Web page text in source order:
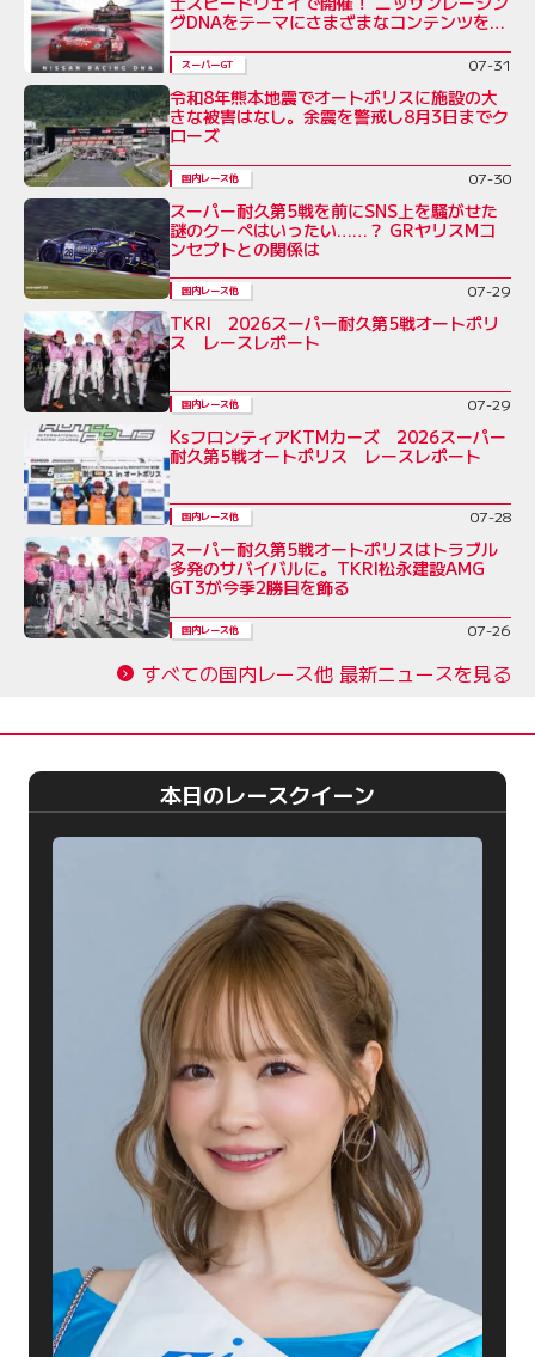
グDNAをテーマにさまざまなコンテンツを展
スーパーGT 07-31
令和8年熊本地震でオートポリスに施設の大
きな被害はなし。余震を警戒し8月3日までク
ローズ
国内レース他 07-30
スーパー耐久第5戦を前にSNS上を騒がせた
謎のクーペはいったい……？ GRヤリスMコ
ンセプトとの関係は
国内レース他 07-29
TKRI 2026スーパー耐久第5戦オートポリ
ス レースレポート
国内レース他 07-29
KsフロンティアKTMカーズ 2026スーパー
耐久第5戦オートポリス レースレポート
国内レース他 07-28
スーパー耐久第5戦オートポリスはトラブル
多発のサバイバルに。TKRI松永建設AMG
GT3が今季2勝目を飾る
国内レース他 07-26
すべての国内レース他 最新ニュースを見る
本日のレースクイーン